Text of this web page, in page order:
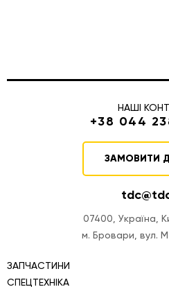
ЗАПЧАСТИНИ
СПЕЦТЕХНІКА
НАШІ
+38 044
ЗАМОВИТИ
07400, Україна,
м. Бровари, вул.